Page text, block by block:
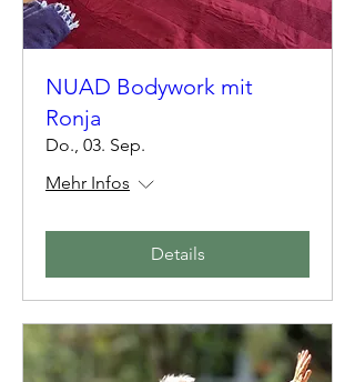
NUAD Bodywork mit
Ronja
Do., 03. Sep.
Mehr Infos
Details